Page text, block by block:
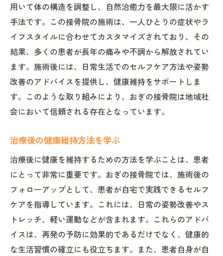
用いて体の構造を調整し、自然治癒力を最大限に活かす
手法です。この接骨院の施術は、一人ひとりの症状やラ
イフスタイルに合わせてカスタマイズされており、その
結果、多くの患者が長年の痛みや不調から解放されてい
ます。施術後には、日常生活でのセルフケア方法や姿勢
改善のアドバイスを提供し、健康維持をサポートしま
す。このような取り組みにより、おぎの接骨院は地域社
会において信頼される存在となっています。
治療後の健康維持方法を学ぶ
治療後に健康を維持するための方法を学ぶことは、患者
にとって非常に重要です。おぎの接骨院では、施術後の
フォローアップとして、患者が自宅で実践できるセルフ
ケアを指導しています。これには、日常の姿勢改善やス
トレッチ、軽い運動などが含まれます。これらのアドバ
イスは、再発の予防に効果的であるだけでなく、健康的
な生活習慣の確立にも役立ちます。また、患者自身が自